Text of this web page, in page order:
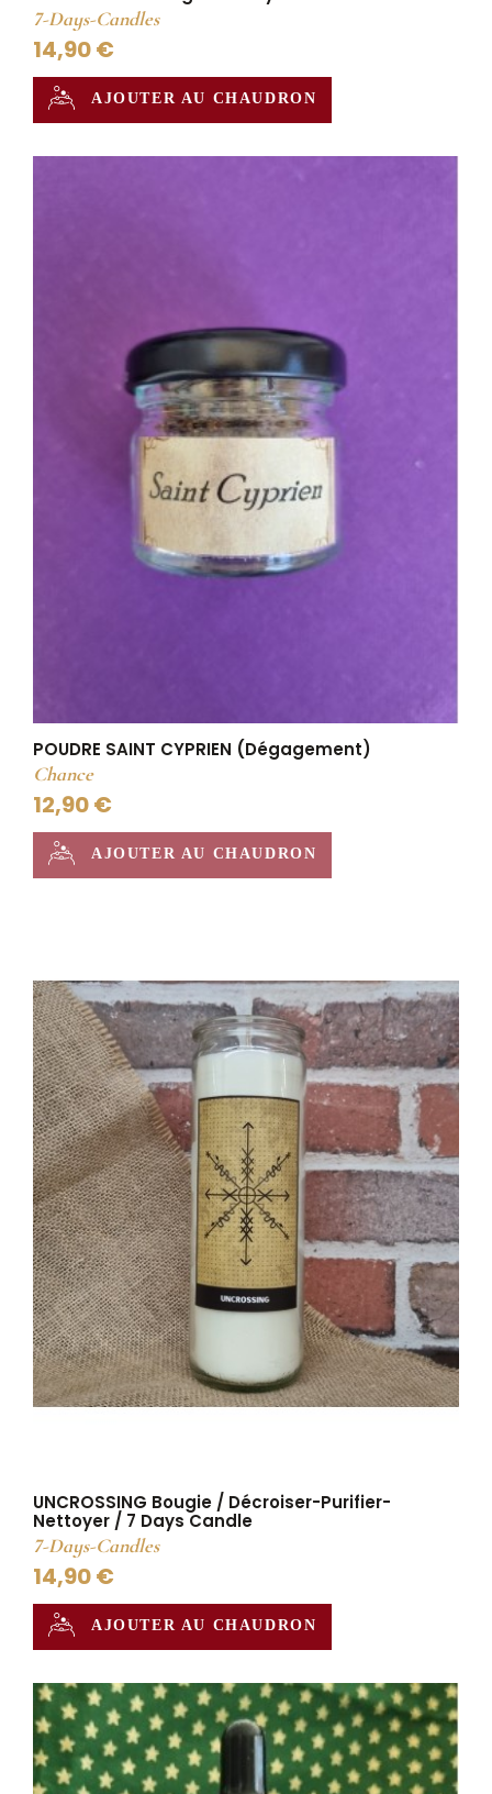
7-Days-Candles
14,90 €
AJOUTER AU CHAUDRON
POUDRE SAINT CYPRIEN (Dégagement)
Chance
12,90 €
AJOUTER AU CHAUDRON
UNCROSSING Bougie / Décroiser-Purifier-
Nettoyer / 7 Days Candle
7-Days-Candles
14,90 €
AJOUTER AU CHAUDRON